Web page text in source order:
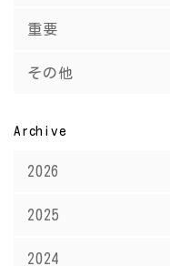
重要
その他
Archive
2026
2025
2024